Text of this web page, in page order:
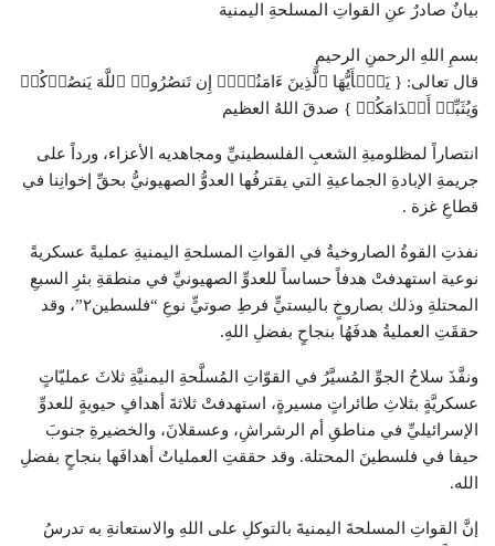
بيانٌ صادرٌ عنِ القواتِ المسلحةِ اليمنية
بسمِ اللهِ الرحمنِ الرحيمِ
قال تعالى: { یَـٰۤأَیُّهَا ٱلَّذِینَ ءَامَنُوۤا۟ إِن تَنصُرُوا۟ ٱللَّهَ یَنصُرۡكُمۡ
وَیُثَبِّتۡ أَقۡدَامَكُمۡ } صدقَ اللهُ العظيم
انتصاراً لمظلوميةِ الشعبِ الفلسطينيِّ ومجاهديه الأعزاء، ورداً على
جريمةِ الإبادةِ الجماعيةِ التي يقترفُها العدوُّ الصهيونيُّ بحقِّ إخوانِنا في
قطاعِ غزة .
نفذتِ القوةُ الصاروخيةُ في القواتِ المسلحةِ اليمنيةِ عمليةً عسكريةً
نوعية استهدفتْ هدفاً حساساً للعدوِّ الصهيونيِّ في منطقةِ بئرِ السبعِ
المحتلةِ وذلك بصاروخٍ باليستيٍّ فرطِ صوتيٍّ نوعِ “فلسطين٢”، وقد
حققَتِ العمليةُ هدفَهُا بنجاحٍ بفضلِ اللهِ.
ونفَّذَ سلاحُ الجوِّ المُسيَّرُ في القوّاتِ المُسلَّحةِ اليمنيَّةِ ثلاثَ عمليّاتٍ
عسكريَّةٍ بثلاثِ طائراتٍ مسيرةٍ، استهدفتْ ثلاثةَ أهدافٍ حيويةٍ للعدوِّ
الإسرائيليِّ في مناطقِ أم الرشراشِ، وعسقلانَ، والخضيرةِ جنوبَ
حيفا في فلسطينَ المحتلة. وقد حققتِ العملياتُ أهدافَها بنجاحٍ بفضلِ
الله.
إنَّ القواتِ المسلحةَ اليمنيةَ بالتوكلِ على اللهِ والاستعانةِ به تدرسُ